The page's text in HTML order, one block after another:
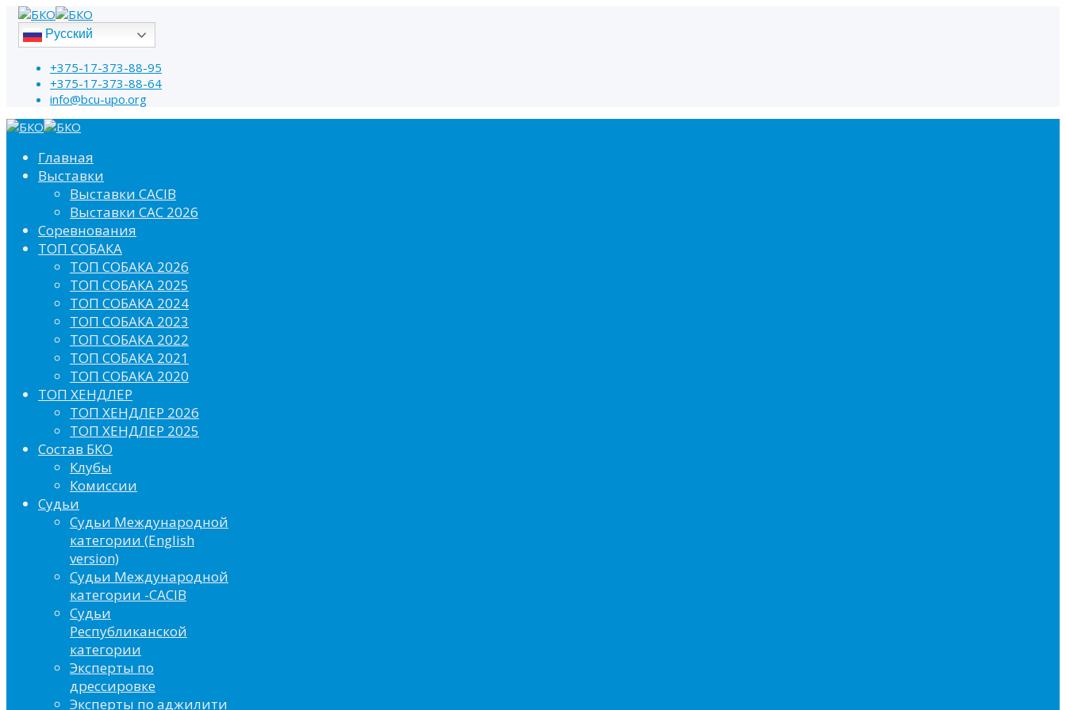
Русский
+375-17-373-88-95
+375-17-373-88-64
info@bcu-upo.org
Главная
Выставки
Выставки CACIB
Выставки САС 2026
Соревнования
ТОП СОБАКА
ТОП СОБАКА 2026
ТОП СОБАКА 2025
ТОП СОБАКА 2024
ТОП СОБАКА 2023
ТОП СОБАКА 2022
ТОП СОБАКА 2021
ТОП СОБАКА 2020
ТОП ХЕНДЛЕР
ТОП ХЕНДЛЕР 2026
ТОП ХЕНДЛЕР 2025
Состав БКО
Клубы
Комиссии
Судьи
Судьи Международной
категории (English
version)
Судьи Международной
категории -CACIB
Судьи
Республиканской
категории
Эксперты по
дрессировке
Эксперты по аджилити